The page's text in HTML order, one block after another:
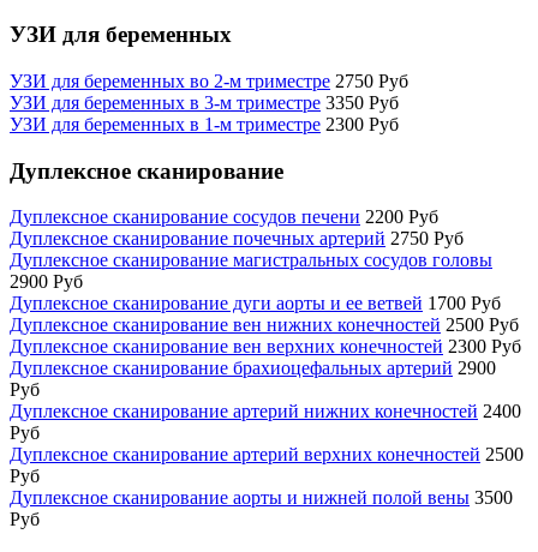
УЗИ для беременных
УЗИ для беременных во 2-м триместре 2750 Руб
УЗИ для беременных в 3-м триместре 3350 Руб
УЗИ для беременных в 1-м триместре 2300 Руб
Дуплексное сканирование
Дуплексное сканирование сосудов печени 2200 Руб
Дуплексное сканирование почечных артерий 2750 Руб
Дуплексное сканирование магистральных сосудов головы
2900 Руб
Дуплексное сканирование дуги аорты и ее ветвей 1700 Руб
Дуплексное сканирование вен нижних конечностей 2500 Руб
Дуплексное сканирование вен верхних конечностей 2300 Руб
Дуплексное сканирование брахиоцефальных артерий 2900
Руб
Дуплексное сканирование артерий нижних конечностей 2400
Руб
Дуплексное сканирование артерий верхних конечностей 2500
Руб
Дуплексное сканирование аорты и нижней полой вены 3500
Руб